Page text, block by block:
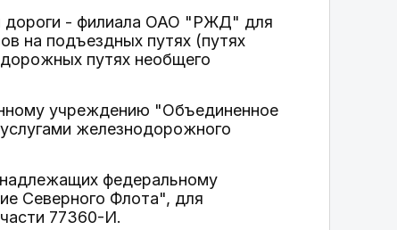
дороги - филиала ОАО "РЖД" для
на подъездных путях (путях
путях необщего
учреждению "Объединенное
железнодорожного
федеральному
Северного Флота", для
77360-И.